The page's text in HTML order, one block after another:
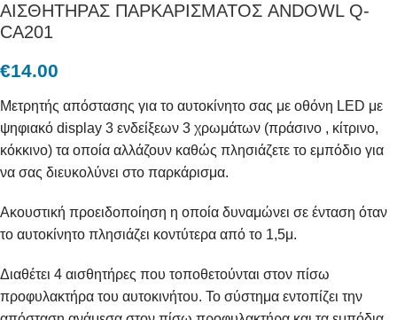
ΑΙΣΘΗΤΗΡΑΣ ΠΑΡΚΑΡΙΣΜΑΤΟΣ ANDOWL Q-
CA201
€14.00
Μετρητής απόστασης για το αυτοκίνητο σας με οθόνη LED με
ψηφιακό display 3 ενδείξεων 3 χρωμάτων (πράσινο , κίτρινο,
κόκκινο) τα οποία αλλάζουν καθώς πλησιάζετε το εμπόδιο για
να σας διευκολύνει στο παρκάρισμα.
Ακουστική προειδοποίηση η οποία δυναμώνει σε ένταση όταν
το αυτοκίνητο πλησιάζει κοντύτερα από το 1,5μ.
Διαθέτει 4 αισθητήρες που τοποθετούνται στον πίσω
προφυλακτήρα του αυτοκινήτου. Το σύστημα εντοπίζει την